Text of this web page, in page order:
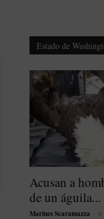
Estado de
Acusan a
de un águila...
Marines Scaramazza 6